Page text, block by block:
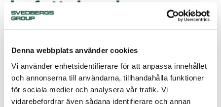
Denna webbplats använder cookies
Vi använder enhetsidentifierare för att anpassa innehållet
och annonserna till användarna, tillhandahålla funktioner
för sociala medier och analysera vår trafik. Vi
vidarebefordrar även sådana identifierare och annan
befattningshavare
2018
Filtyp:pdf
Kategorier: 2019 Årsstämma